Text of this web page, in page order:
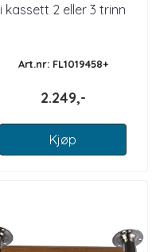
i kassett 2 eller 3 trinn
Art.nr: FL1019458+
2.249,-
Kjøp